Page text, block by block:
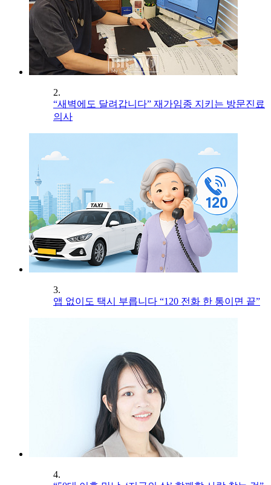
2.
“새벽에도 달려갑니다” 재가임종 지키는 방문진료
의사
3.
앱 없이도 택시 부릅니다 “120 전화 한 통이면 끝”
4.